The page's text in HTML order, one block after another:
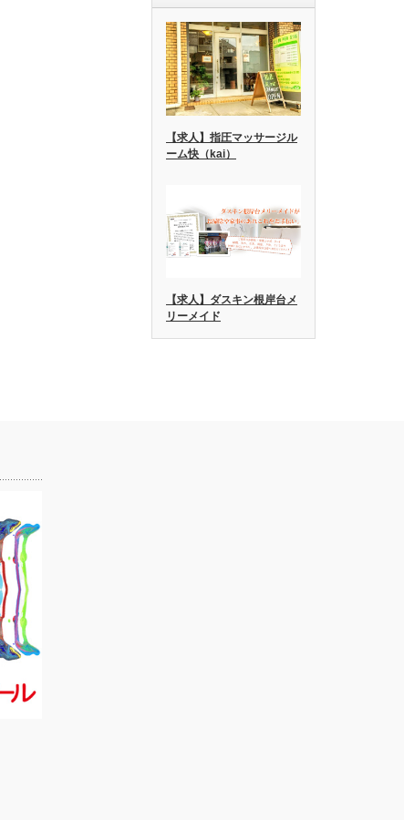
【求人】指圧マッサージル
ーム快（kai）
【求人】ダスキン根岸台メ
リーメイド